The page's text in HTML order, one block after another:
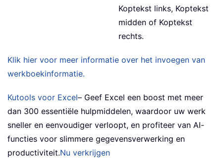
Koptekst links, Koptekst
midden of Koptekst
rechts.
Klik hier voor meer informatie over het invoegen van
werkboekinformatie.
Kutools voor Excel– Geef Excel een boost met meer
dan 300 essentiële hulpmiddelen, waardoor uw werk
sneller en eenvoudiger verloopt, en profiteer van AI-
functies voor slimmere gegevensverwerking en
productiviteit.Nu verkrijgen